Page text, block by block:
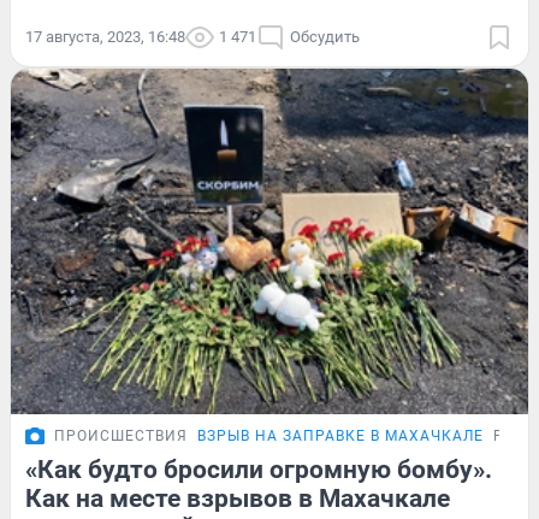
17 августа, 2023, 16:48 1 471 Обсудить
ПРОИСШЕСТВИЯ ВЗРЫВ НА ЗАПРАВКЕ В МАХАЧКАЛЕ
«Как будто бросили огромную бомбу».
Как на месте взрывов в Махачкале